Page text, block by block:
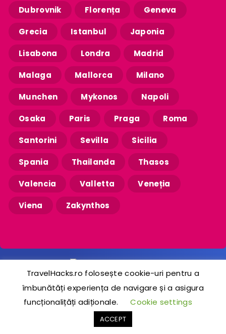
Dubrovnik Florența Geneva
Grecia Istanbul Japonia
Lisabona Londra Madrid
Malaga Mallorca Milano
Munchen Mykonos Napoli
Osaka Paris Praga Roma
Santorini Sevilla Sicilia
Spania Thailanda Thasos
Valencia Valletta Veneția
Viena Zakynthos
2020-2024 © TravelHacks.ro
TravelHacks.ro folosește cookie-uri pentru a
îmbunătăți experiența de navigare și a asigura
funcționalițăți adiționale.
Cookie settings
ACCEPT